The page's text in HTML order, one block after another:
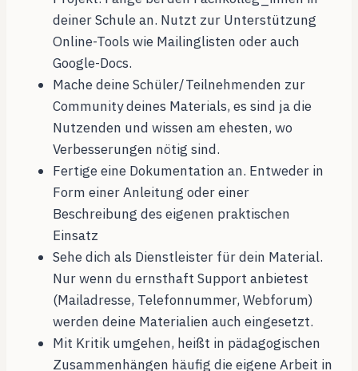
deiner Schule an. Nutzt zur Unterstützung
Online-Tools wie Mailinglisten oder auch
Google-Docs.
Mache deine Schüler/Teilnehmenden zur
Community deines Materials, es sind ja die
Nutzenden und wissen am ehesten, wo
Verbesserungen nötig sind.
Fertige eine Dokumentation an. Entweder in
Form einer Anleitung oder einer
Beschreibung des eigenen praktischen
Einsatz
Sehe dich als Dienstleister für dein Material.
Nur wenn du ernsthaft Support anbietest
(Mailadresse, Telefonnummer, Webforum)
werden deine Materialien auch eingesetzt.
Mit Kritik umgehen, heißt in pädagogischen
Zusammenhängen häufig die eigene Arbeit in